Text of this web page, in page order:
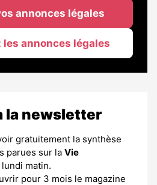
annonces légales
les annonces légales
la newsletter
gratuitement la synthèse
parues sur la Vie
matin.
pour 3 mois le magazine